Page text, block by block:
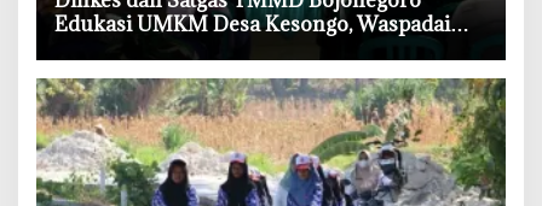
Edukasi UMKM Desa Kesongo, Waspadai
Boraks dan Formalin